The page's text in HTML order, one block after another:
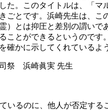
た。このタイトルは、「マ
とです。浜崎先生は、こ
）とは抑圧と差別の謂いで
とができるというのです
確かに示してくれている
祭 浜崎眞実 先生
いるのに、他人が否定する